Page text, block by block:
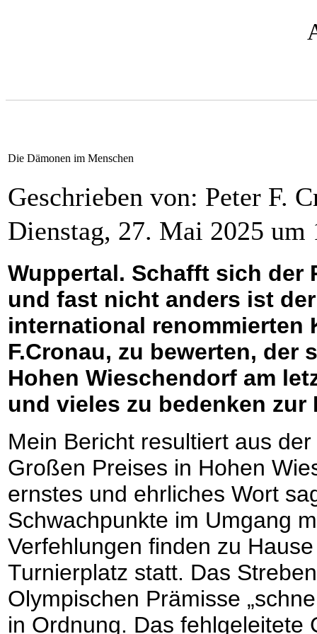
Die Dämonen im Menschen
Geschrieben von: Peter F.
Dienstag, 27. Mai 2025 um
Wuppertal. Schafft sich der
und fast nicht anders ist
international renommierten
F.Cronau, zu bewerten, der
Hohen Wieschendorf am
und vieles zu bedenken
Mein Bericht resultiert aus
Großen Preises in Hohen
ernstes und ehrliches Wort
Schwachpunkte im Umgang
Verfehlungen finden zu
Turnierplatz statt. Das
Olympischen Prämisse
in Ordnung. Das fehlgeleitete